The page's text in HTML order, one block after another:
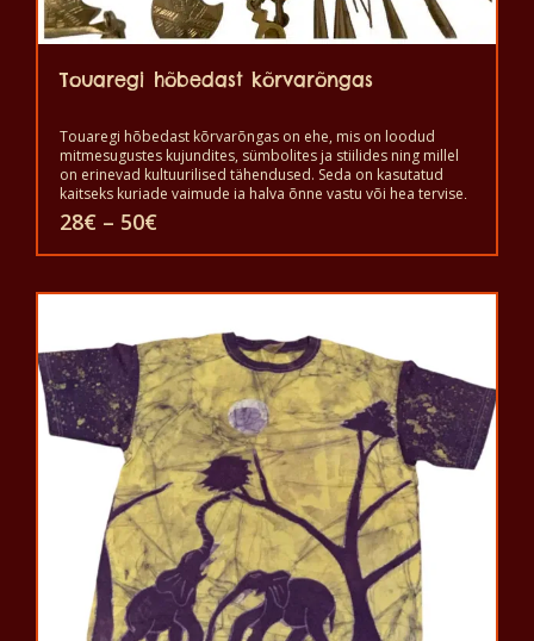
Touaregi hõbedast kõrvarõngas
Touaregi hõbedast kõrvarõngas on ehe, mis on loodud
mitmesugustes kujundites, sümbolites ja stiilides ning millel
on erinevad kultuurilised tähendused. Seda on kasutatud
kaitseks kurjade vaimude ja halva õnne vastu või hea tervise,
õnne ja jõukuse saavutamiseks. See on iseseisvuse ja
vabaduse sümbol ning hea staatuse märk, aga ka kaitseks
kurja silma ja kurjade vaimude vastu. Seda kantakse ilu ja
28€ – 50€Hinnavahemik:
kuni
50€
on
mitu
varianti.
Valikuid
tootelehel.